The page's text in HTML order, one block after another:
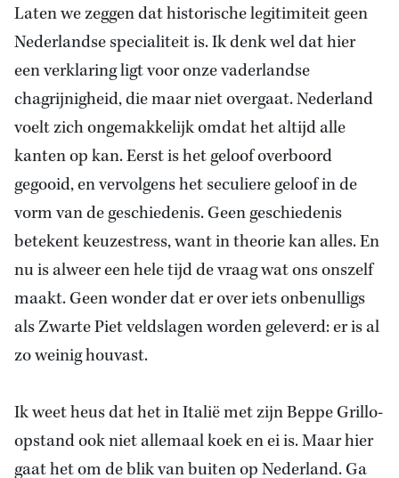
Laten we zeggen dat historische legitimiteit geen
Nederlandse specialiteit is. Ik denk wel dat hier
een verklaring ligt voor onze vaderlandse
chagrijnigheid, die maar niet overgaat. Nederland
voelt zich ongemakkelijk omdat het altijd alle
kanten op kan. Eerst is het geloof overboord
gegooid, en vervolgens het seculiere geloof in de
vorm van de geschiedenis. Geen geschiedenis
betekent keuzestress, want in theorie kan alles. En
nu is alweer een hele tijd de vraag wat ons onszelf
maakt. Geen wonder dat er over iets onbenulligs
als Zwarte Piet veldslagen worden geleverd: er is al
zo weinig houvast.
Ik weet heus dat het in Italië met zijn Beppe Grillo-
opstand ook niet allemaal koek en ei is. Maar hier
gaat het om de blik van buiten op Nederland. Ga